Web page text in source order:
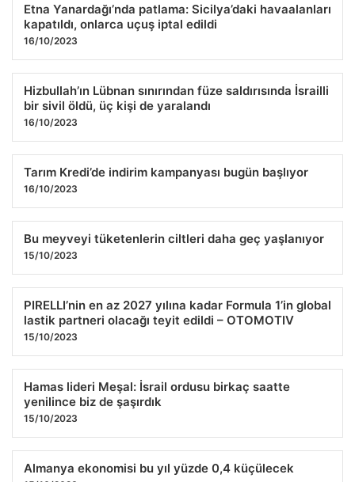
Etna Yanardağı’nda patlama: Sicilya’daki havaalanları
kapatıldı, onlarca uçuş iptal edildi
16/10/2023
Hizbullah’ın Lübnan sınırından füze saldırısında İsrailli
bir sivil öldü, üç kişi de yaralandı
16/10/2023
Tarım Kredi’de indirim kampanyası bugün başlıyor
16/10/2023
Bu meyveyi tüketenlerin ciltleri daha geç yaşlanıyor
15/10/2023
PIRELLI’nin en az 2027 yılına kadar Formula 1’in global
lastik partneri olacağı teyit edildi – OTOMOTIV
15/10/2023
Hamas lideri Meşal: İsrail ordusu birkaç saatte
yenilince biz de şaşırdık
15/10/2023
Almanya ekonomisi bu yıl yüzde 0,4 küçülecek